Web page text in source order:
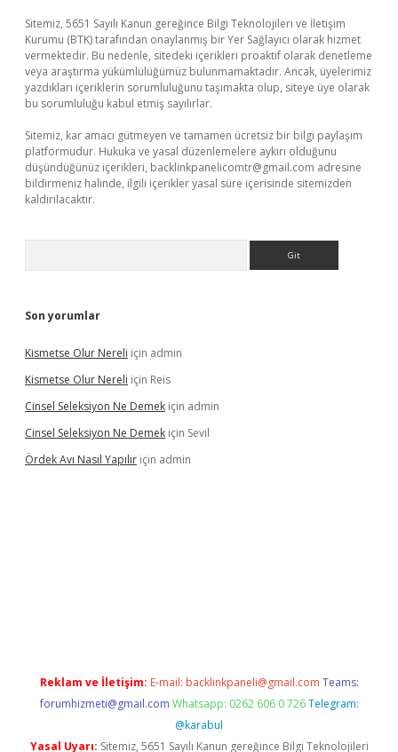
Sitemiz, 5651 Sayılı Kanun gereğince Bilgi Teknolojileri ve İletişim
Kurumu (BTK) tarafından onaylanmış bir Yer Sağlayıcı olarak hizmet
vermektedir. Bu nedenle, sitedeki içerikleri proaktif olarak denetleme
veya araştırma yükümlülüğümüz bulunmamaktadır. Ancak, üyelerimiz
yazdıkları içeriklerin sorumluluğunu taşımakta olup, siteye üye olarak
bu sorumluluğu kabul etmiş sayılırlar.
Sitemiz, kar amacı gütmeyen ve tamamen ücretsiz bir bilgi paylaşım
platformudur. Hukuka ve yasal düzenlemelere aykırı olduğunu
düşündüğünüz içerikleri, backlinkpanelicomtr@gmail.com adresine
bildirmeniz halinde, ilgili içerikler yasal süre içerisinde sitemizden
kaldırılacaktır.
Son yorumlar
Kismetse Olur Nereli için admin
Kismetse Olur Nereli için Reis
Cinsel Seleksiyon Ne Demek için admin
Cinsel Seleksiyon Ne Demek için Sevil
Ördek Avı Nasıl Yapılır için admin
Reklam ve İletişim: E-mail: backlinkpaneli@gmail.com Teams:
forumhizmeti@gmail.com Whatsapp: 0262 606 0 726 Telegram:
@karabul
Yasal Uyarı: Sitemiz, 5651 Sayılı Kanun gereğince Bilgi Teknolojileri